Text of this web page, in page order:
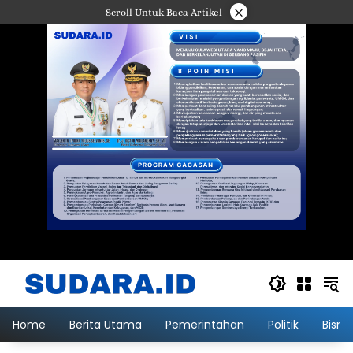
ke
Scroll Untuk Baca Artikel ×
Home Berita Utama Pemerintahan Politik